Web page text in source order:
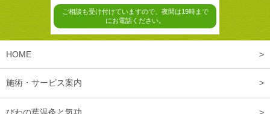
ご相談も受け付けていますので、夜間は19時まで
にお電話ください。
HOME
施術・サービス案内